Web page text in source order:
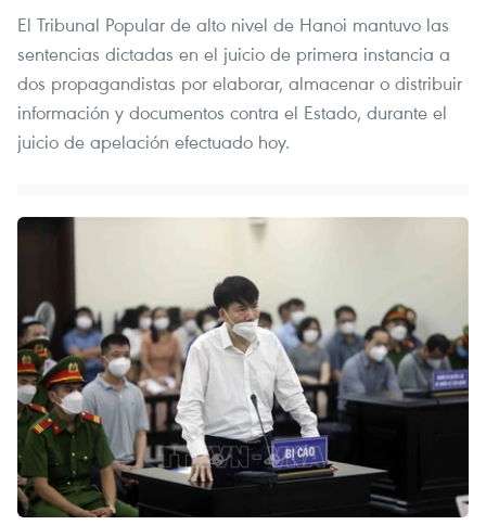
El Tribunal Popular de alto nivel de Hanoi mantuvo las
sentencias dictadas en el juicio de primera instancia a
dos propagandistas por elaborar, almacenar o distribuir
información y documentos contra el Estado, durante el
juicio de apelación efectuado hoy.